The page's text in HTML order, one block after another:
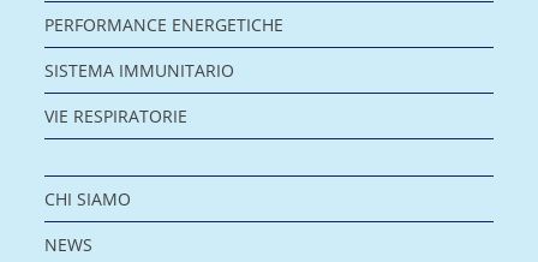
PERFORMANCE ENERGETICHE
SISTEMA IMMUNITARIO
VIE RESPIRATORIE
CHI SIAMO
NEWS